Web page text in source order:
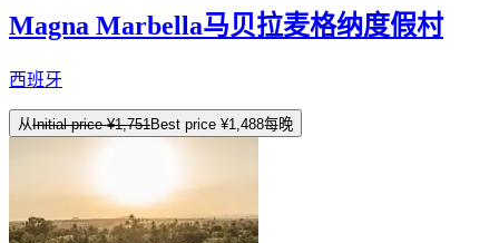
Magna Marbella马贝拉麦格纳度假村
西班牙
从Initial price ¥1,751Best price ¥1,488每晚